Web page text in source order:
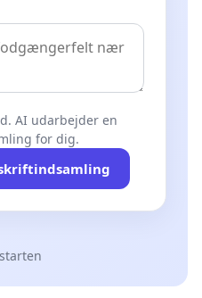
AI udarbejder en
for dig.